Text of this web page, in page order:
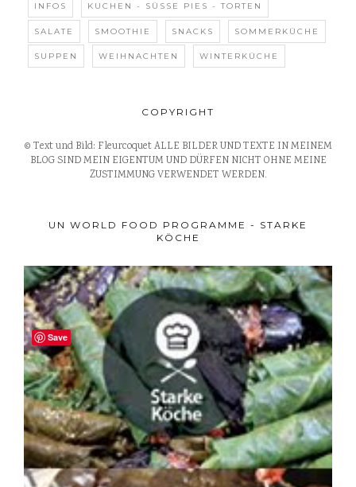
INFOS KUCHEN - SÜSSE PIES - TORTEN
SALATE SMOOTHIE SNACKS SOMMERKÜCHE
SUPPEN WEIHNACHTEN WINTERKÜCHE
COPYRIGHT
© Text und Bild: Fleurcoquet ALLE BILDER UND TEXTE IN MEINEM
BLOG SIND MEIN EIGENTUM UND DÜRFEN NICHT OHNE MEINE
ZUSTIMMUNG VERWENDET WERDEN.
UN WORLD FOOD PROGRAMME - STARKE
KÖCHE
Save